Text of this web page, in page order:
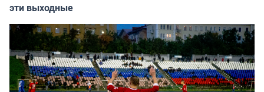
эти выходные